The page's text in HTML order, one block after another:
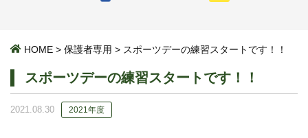
HOME > 保護者専用 > スポーツデーの練習スタートです！！
スポーツデーの練習スタートです！！
2021.08.30 2021年度